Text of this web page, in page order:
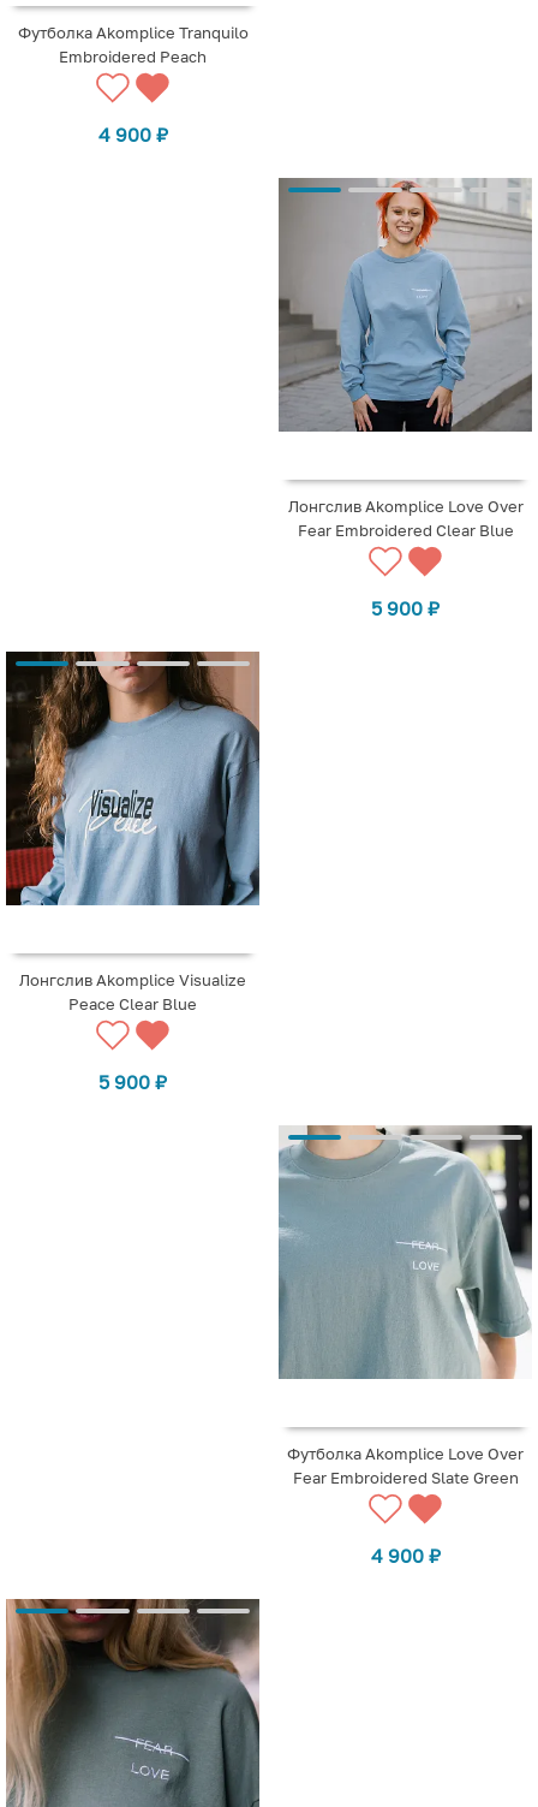
Футболка Akomplice Tranquilo
Embroidered Peach
4 900 ₽
Лонгслив Akomplice Love Over
Fear Embroidered Clear Blue
5 900 ₽
Лонгслив Akomplice Visualize
Peace Clear Blue
5 900 ₽
Футболка Akomplice Love Over
Fear Embroidered Slate Green
4 900 ₽